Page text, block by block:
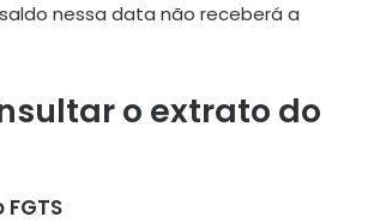
nessa data não receberá a
o extrato do